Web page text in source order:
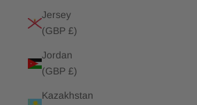
Jersey
(GBP £)
Jordan
(GBP £)
Kazakhstan